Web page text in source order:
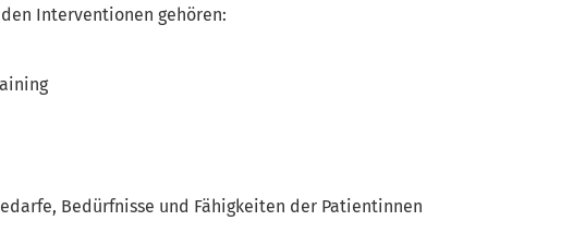
Interventionen gehören:
Bedürfnisse und Fähigkeiten der Patientinnen